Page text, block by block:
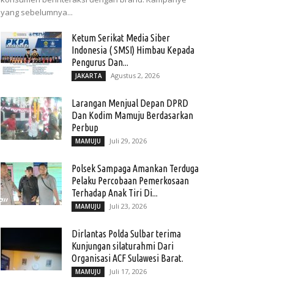
yang sebelumnya...
Ketum Serikat Media Siber
Indonesia ( SMSI) Himbau Kepada
Pengurus Dan...
JAKARTA Agustus 2, 2026
Larangan Menjual Depan DPRD
Dan Kodim Mamuju Berdasarkan
Perbup
MAMUJU Juli 29, 2026
Polsek Sampaga Amankan Terduga
Pelaku Percobaan Pemerkosaan
Terhadap Anak Tiri Di...
MAMUJU Juli 23, 2026
Dirlantas Polda Sulbar terima
Kunjungan silaturahmi Dari
Organisasi ACF Sulawesi Barat.
MAMUJU Juli 17, 2026